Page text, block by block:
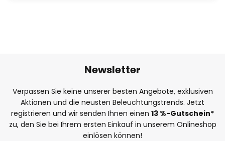
Newsletter
Verpassen Sie keine unserer besten Angebote, exklusiven
Aktionen und die neusten Beleuchtungstrends. Jetzt
registrieren und wir senden Ihnen einen 13 %-Gutschein*
zu, den Sie bei Ihrem ersten Einkauf in unserem Onlineshop
einlösen können!